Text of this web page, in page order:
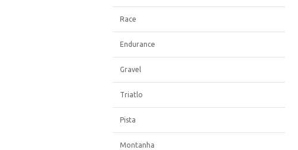
Race
Endurance
Gravel
Triatlo
Pista
Montanha